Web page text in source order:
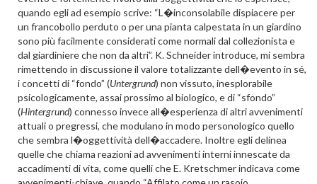
quando egli ad esempio scrive: “L�inconsolabile dispiacere per
un francobollo perduto o per una pianta calpestata in un giardino
sono più facilmente considerati come normali dal collezionista e
dal giardiniere che non da altri”. K. Schneider introduce, mi sembra
rimettendo in discussione il valore totalizzante dell�evento in sé,
i concetti di “fondo” (Untergrund) non vissuto, inesplorabile
psicologicamente, assai prossimo al biologico, e di “sfondo”
(Hintergrund) connesso invece all�esperienza di altri avvenimenti
attuali o pregressi, che modulano in modo personologico quello
che sembra l�oggettività dell�accadere. Inoltre egli delinea
quelle che chiama reazioni ad avvenimenti interni innescate da
accadimenti di vita, come quelli che E. Kretschmer indicava come